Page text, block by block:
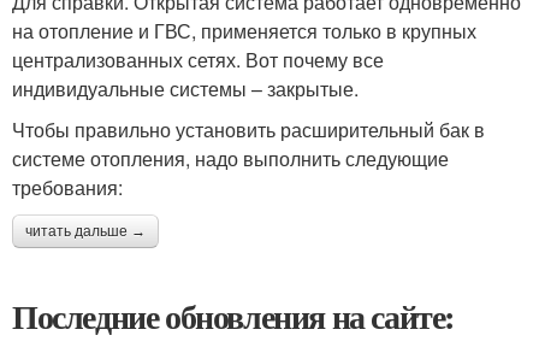
на отопление и ГВС, применяется только в крупных
централизованных сетях. Вот почему все
индивидуальные системы – закрытые.
Чтобы правильно установить расширительный бак в
системе отопления, надо выполнить следующие
требования:
читать дальше →
Последние обновления на сайте: